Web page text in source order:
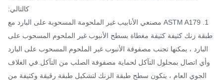
كالتالي:
1. ASTM A179 مصنعي الأنابيب غير الملحومة المسحوبة على البارد مع
زنك كثيفة كثيفة مغطاة بسطح الأنبوب غير الملحوم المسحوب على
، يمكنها تجنب مصفوفة الأنبوب غير الملحوم المسحوب على البارد
اتصال بمحلول التآكل لحماية مصفوفة الصلب من التآكل.في الغلاف
الجوي العام ، يتكون سطح طبقة الزنك لتشكيل طبقة رقيقة وكثيفة من